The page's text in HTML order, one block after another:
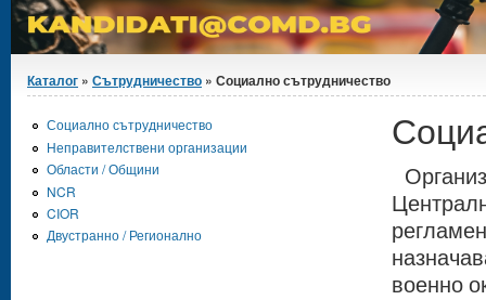
Вие сте тук
Каталог » Сътрудничество » Социално сътрудничество
военно
Социално сътрудничество
Неправителствени организации
Области / Общини
NCR
CIOR
Двустранно / Регионално